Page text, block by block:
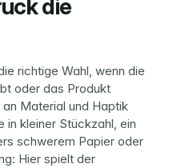
die
richtige Wahl, wenn die
oder das Produkt
Material und Haptik
in kleiner Stückzahl, ein
schwerem Papier oder
Hier spielt der